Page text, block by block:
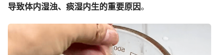
导致体内湿浊、痰湿内生的重要原因。